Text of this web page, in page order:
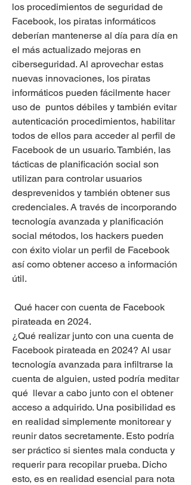
los procedimientos de seguridad de
Facebook, los piratas informáticos
deberían mantenerse al día para día en
el más actualizado mejoras en
ciberseguridad. Al aprovechar estas
nuevas innovaciones, los piratas
informáticos pueden fácilmente hacer
uso de  puntos débiles y también evitar
autenticación procedimientos, habilitar
todos de ellos para acceder al perfil de
Facebook de un usuario. También, las
tácticas de planificación social son
utilizan para controlar usuarios
desprevenidos y también obtener sus
credenciales. A través de incorporando
tecnología avanzada y planificación
social métodos, los hackers pueden
con éxito violar un perfil de Facebook
así como obtener acceso a información
útil.
pirateada en 2024.
¿Qué realizar junto con una cuenta de
Facebook pirateada en 2024? Al usar
tecnología avanzada para infiltrarse la
cuenta de alguien, usted podría meditar
qué  llevar a cabo junto con el obtener
acceso a adquirido. Una posibilidad es
en realidad simplemente monitorear y
reunir datos secretamente. Esto podría
ser práctico si sientes mala conducta y
requerir para recopilar prueba. Dicho
esto, es en realidad esencial para nota